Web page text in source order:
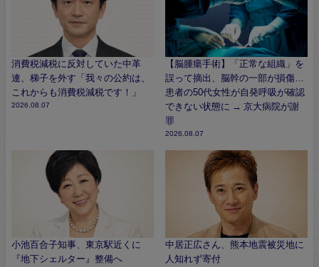
消費税減税に反対していた中革
連、梯子を外す「我々の公約は、
これからも消費税減税です！」
2026.08.07
【脳腫瘍手術】「正常な組織」を
誤って摘出、脳幹の一部が損傷…
患者の50代女性が自発呼吸が確認
できない状態に → 京大病院が謝
罪
2026.08.07
小池百合子知事、東京駅近くに
『地下シェルター』整備へ
中居正広さん、熊本地震被災地に
人知れず寄付